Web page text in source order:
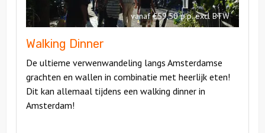
vanaf €59,50 p.p. excl BTW
Walking Dinner
De ultieme verwenwandeling langs Amsterdamse
grachten en wallen in combinatie met heerlijk eten!
Dit kan allemaal tijdens een walking dinner in
Amsterdam!